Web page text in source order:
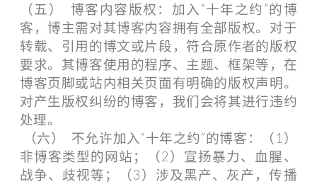
（五） 博客内容版权：加入“十年之约”的博
客，博主需对其博客内容拥有全部版权。对于
转载、引用的博文或片段，符合原作者的版权
要求。其博客使用的程序、主题、框架等，在
博客页脚或站内相关页面有明确的版权声明。
对产生版权纠纷的博客，我们会将其进行违约
处理。
（六） 不允许加入“十年之约”的博客：（1）
非博客类型的网站；（2）宣扬暴力、血腥、
战争、歧视等；（3）涉及黑产、灰产，传播